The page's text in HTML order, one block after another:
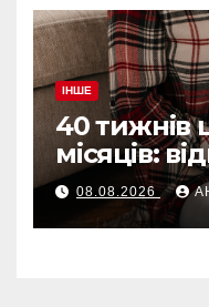
ІНШЕ
40 тижнів
місяців:
вагітних і
08.08.2026